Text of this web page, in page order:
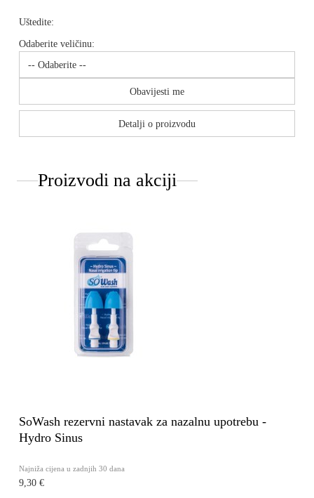
Uštedite:
Odaberite veličinu:
Obavijesti me
Detalji o proizvodu
Proizvodi na akciji
SoWash rezervni nastavak za nazalnu upotrebu -
Hydro Sinus
Najniža cijena u zadnjih 30 dana
9,30 €